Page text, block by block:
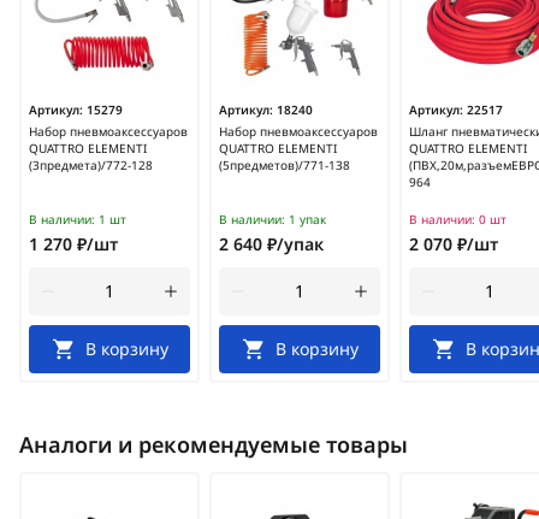
Артикул: 15279
Набор пневмоаксессуаров
QUATTRO ELEMENTI
(3предмета)/772-128
В наличии: 1 шт
1 270 ₽/шт
В корзину
Артикул: 18240
Набор пневмоаксессуаров
QUATTRO ELEMENTI
(5предметов)/771-138
В наличии: 1 упак
2 640 ₽/упак
В корзину
Артикул: 22517
Шланг
QUATTRO ELEMENTI
964
В наличии: 0 шт
2 070 ₽/шт
В
Аналоги и рекомендуемые товары